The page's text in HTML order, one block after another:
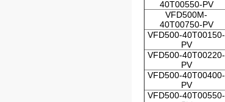
40T00550-PV
VFD500M-
40T00750-PV
VFD500-40T00150-
PV
VFD500-40T00220-
PV
VFD500-40T00400-
PV
VFD500-40T00550-